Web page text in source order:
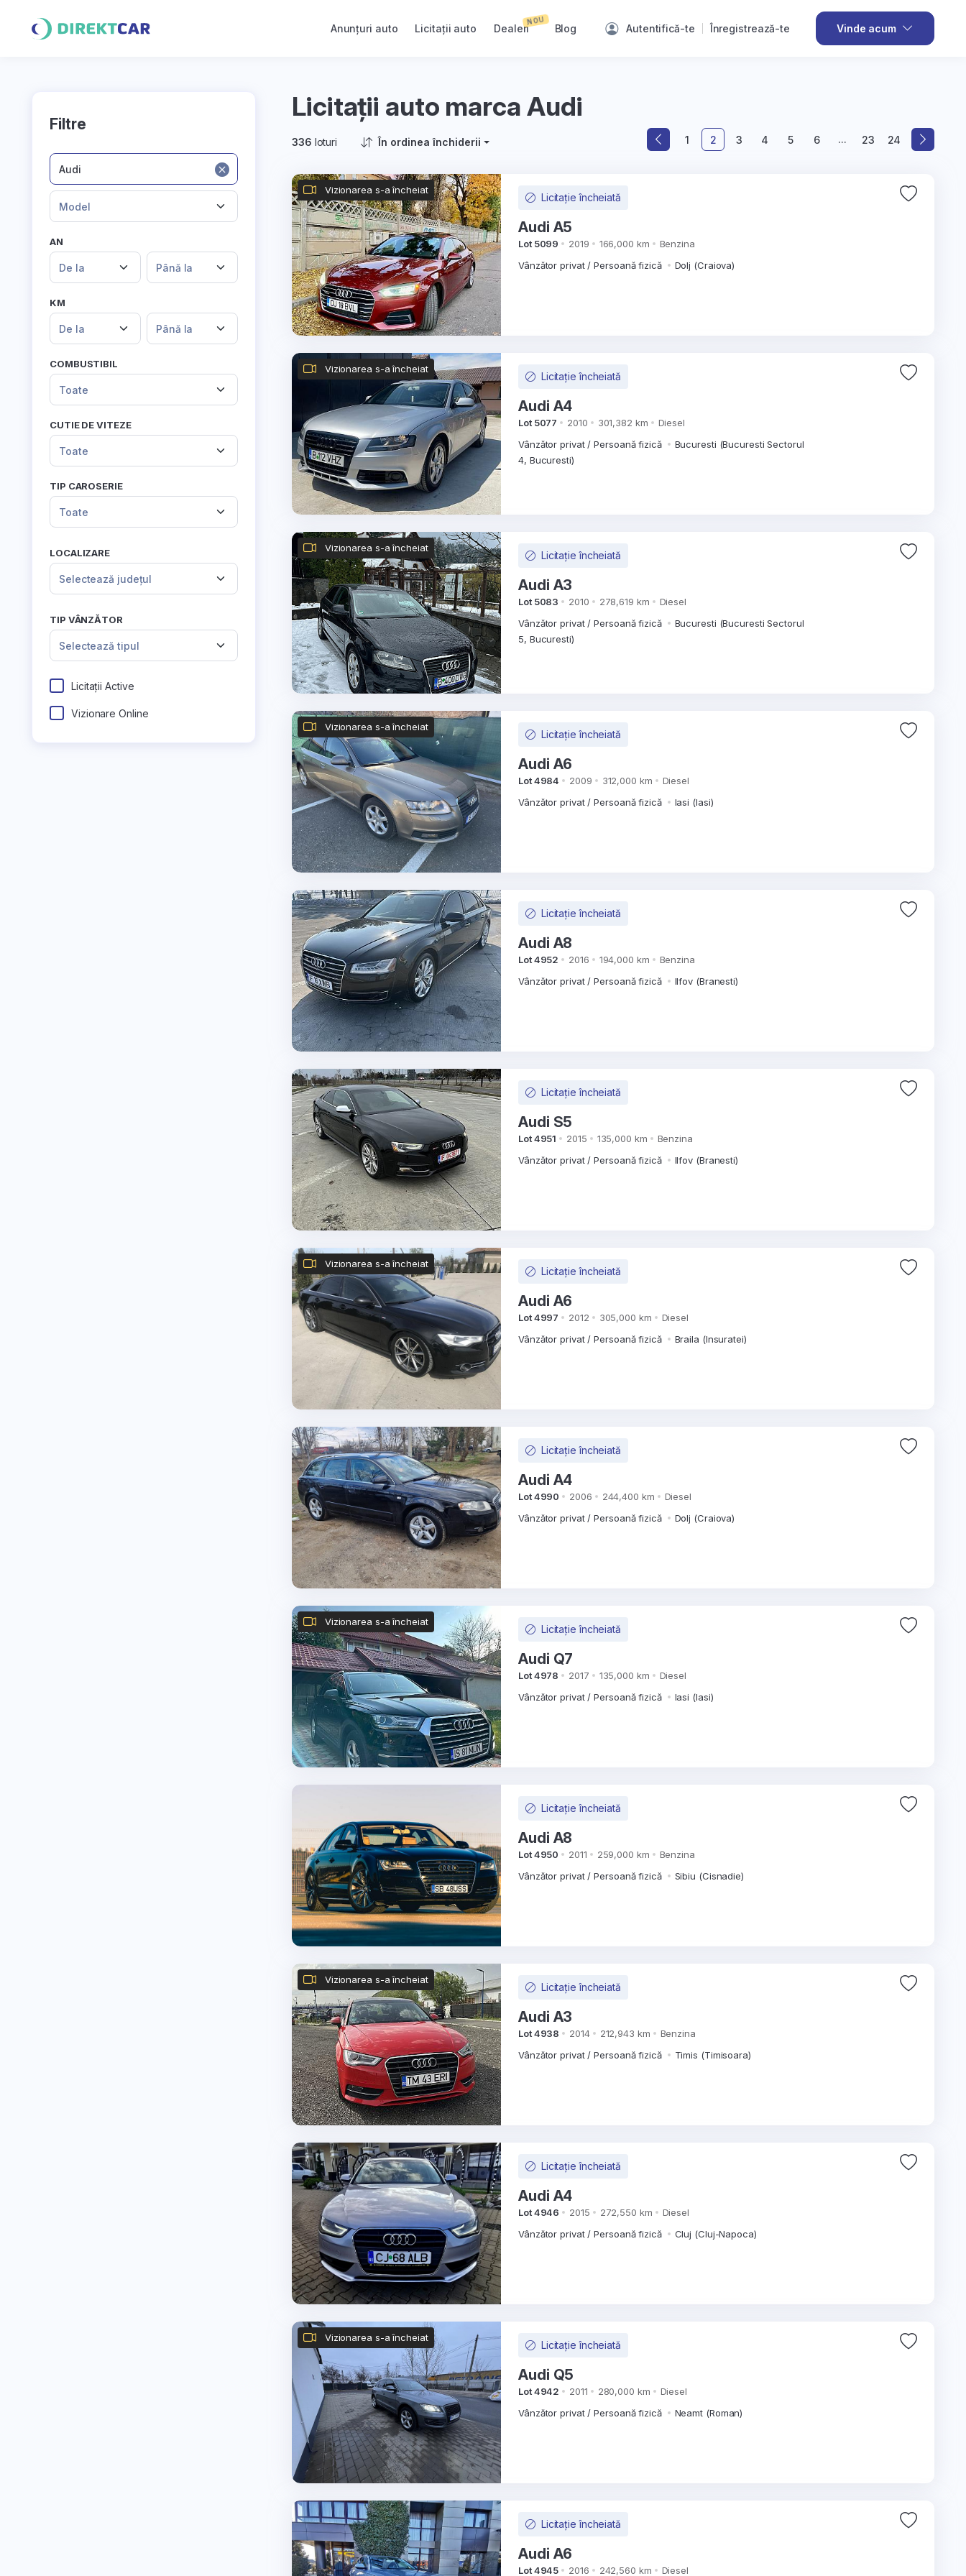
Anunțuri auto Licitații auto Dealeri
NOU
Blog Autentifică-te Înregistrează-te Vinde acum
Filtre
Audi
Model
AN
De la Până la
KM
De la Până la
COMBUSTIBIL
Toate
CUTIE DE VITEZE
Toate
TIP CAROSERIE
Toate
LOCALIZARE
Selectează județul
TIP VÂNZĂTOR
Selectează tipul
Licitații Active
Vizionare Online
Licitații auto marca Audi
336 loturi În ordinea închiderii 1 2 3 4 5 6 ... 23 24
Vizionarea s-a încheiat
Licitație încheiată
Audi A5
Lot 5099 2019 166,000 km
Benzina
Vânzător privat / Persoană fizică
Dolj (Craiova)
Vizionarea s-a încheiat
Licitație încheiată
Audi A4
Lot 5077 2010 301,382 km
Diesel
Vânzător privat / Persoană fizică
Bucuresti (Bucuresti Sectorul
4, Bucuresti)
Vizionarea s-a încheiat
Licitație încheiată
Audi A3
Lot 5083 2010 278,619 km
Diesel
Vânzător privat / Persoană fizică
Bucuresti (Bucuresti Sectorul
5, Bucuresti)
Vizionarea s-a încheiat
Licitație încheiată
Audi A6
Lot 4984 2009 312,000 km
Diesel
Vânzător privat / Persoană fizică
Iasi (Iasi)
Licitație încheiată
Audi A8
Lot 4952 2016 194,000 km
Benzina
Vânzător privat / Persoană fizică
Ilfov (Branesti)
Licitație încheiată
Audi S5
Lot 4951 2015 135,000 km
Benzina
Vânzător privat / Persoană fizică
Ilfov (Branesti)
Vizionarea s-a încheiat
Licitație încheiată
Audi A6
Lot 4997 2012 305,000 km
Diesel
Vânzător privat / Persoană fizică
Braila (Insuratei)
Licitație încheiată
Audi A4
Lot 4990 2006 244,400 km
Diesel
Vânzător privat / Persoană fizică
Dolj (Craiova)
Vizionarea s-a încheiat
Licitație încheiată
Audi Q7
Lot 4978 2017 135,000 km
Diesel
Vânzător privat / Persoană fizică
Iasi (Iasi)
Licitație încheiată
Audi A8
Lot 4950 2011 259,000 km
Benzina
Vânzător privat / Persoană fizică
Sibiu (Cisnadie)
Vizionarea s-a încheiat
Licitație încheiată
Audi A3
Lot 4938 2014 212,943 km
Benzina
Vânzător privat / Persoană fizică
Timis (Timisoara)
Licitație încheiată
Audi A4
Lot 4946 2015 272,550 km
Diesel
Vânzător privat / Persoană fizică
Cluj (Cluj-Napoca)
Vizionarea s-a încheiat
Licitație încheiată
Audi Q5
Lot 4942 2011 280,000 km
Diesel
Vânzător privat / Persoană fizică
Neamt (Roman)
Licitație încheiată
Audi A6
Lot 4945 2016 242,560 km Diesel